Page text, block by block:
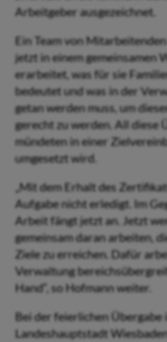
Arbeitgeber ausgezeichnet.
Ein Team von
jetzt in einem gemeinsamen
erarbeitet, was für sie
bedeutet und was in der
getan werden muss, um
gerecht zu werden. All diese
mündeten in einer
umgesetzt wird.
„Mit dem Erhalt des
Aufgabe nicht erledigt. Im
Arbeit fängt jetzt an. Jetzt
gemeinsam daran arbeiten,
Ziele zu erreichen. Dafür
Verwaltung
Hand“, so Hofmann weiter.
Bei der feierlichen Übergabe
Landeshauptstadt